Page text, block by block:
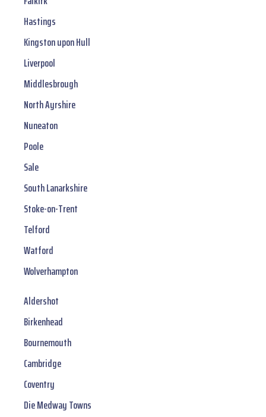
Hastings
Kingston upon Hull
Liverpool
Middlesbrough
North Ayrshire
Nuneaton
Poole
Sale
South Lanarkshire
Stoke-on-Trent
Telford
Watford
Wolverhampton
Aldershot
Birkenhead
Bournemouth
Cambridge
Coventry
Die Medway Towns